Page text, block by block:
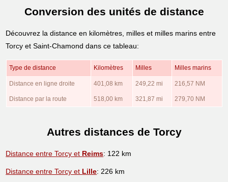
Conversion des unités de distance
Découvrez la distance en kilomètres, milles et milles marins entre
Torcy et Saint-Chamond dans ce tableau:
Type de distance Kilomètres Milles Milles marins
Distance en ligne droite 401,08 km 249,22 mi 216,57 NM
Distance par la route 518,00 km 321,87 mi 279,70 NM
Autres distances de Torcy
Distance entre Torcy et Reims: 122 km
Distance entre Torcy et Lille: 226 km